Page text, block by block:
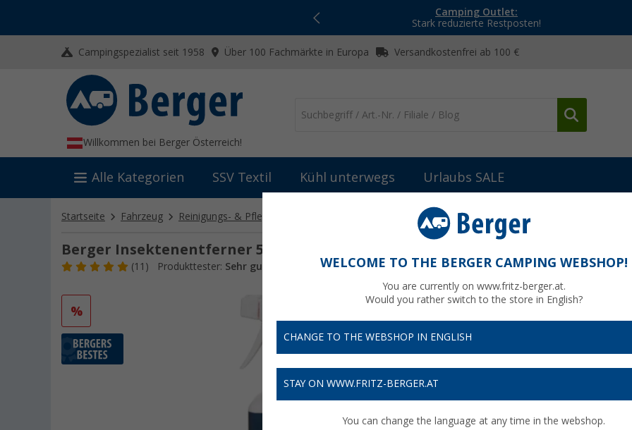
Camping Outlet:
Stark reduzierte Restposten!
Campingspezialist seit 1958 Über 100 Fachmärkte in Europa Versandkostenfrei ab 100 €
Willkommen bei Berger Österreich!
Alle Kategorien SSV Textil Kühl unterwegs Urlaubs SALE
Startseite Fahrzeug Reinigungs- & Pflegemittel Berger Insektenentferner 500 ml
Berger Insektenentferner 500 ml
(11) Produkttester: Sehr gut Art.-Nr.: 445540
%
Bis zu
WELCOME TO THE BERGER CAMPING WEBSHOP!
You are currently on www.fritz-berger.at.
Would you rather switch to the store in English?
CHANGE TO THE WEBSHOP IN ENGLISH
STAY ON WWW.FRITZ-BERGER.AT
You can change the language at any time in the webshop.